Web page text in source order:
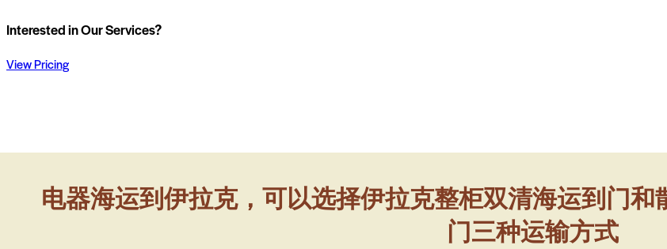
Interested in Our Services?
View Pricing
电器海运到伊拉克，可以选择伊拉克整柜双清海运到门
门三种运输方式